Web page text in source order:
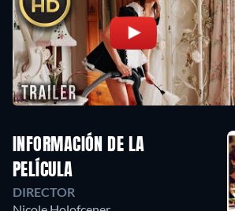
INFORMACIÓN DE LA
PELÍCULA
DIRECTOR